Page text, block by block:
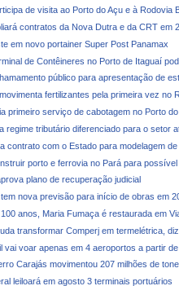
de visita ao Porto do Açu e à Rodovia
contratos da Nova Dutra e da CRT em
em novo portainer Super Post Panamax
de Contêineres no Porto de Itaguaí
público para apresentação de
fertilizantes pela primeira vez no
primeiro serviço de cabotagem no Porto
regime tributário diferenciado para o setor
contrato com o Estado para modelagem
porto e ferrovia no Pará para
plano de recuperação judicial
nova previsão para início de obras em
anos, Maria Fumaça é restaurada em
transformar Comperj em termelétrica,
vai voar apenas em 4 aeroportos a partir
Carajás movimentou 207 milhões de
leiloará em agosto 3 terminais portuários